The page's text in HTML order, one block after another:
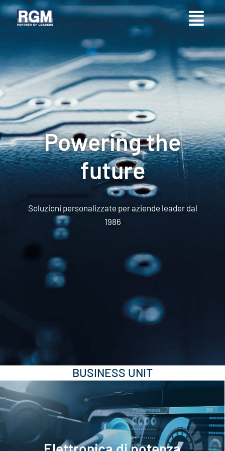
Poweringthe
future
Soluzioni personalizzate per aziende leader dal
1986
BUSINESS UNIT